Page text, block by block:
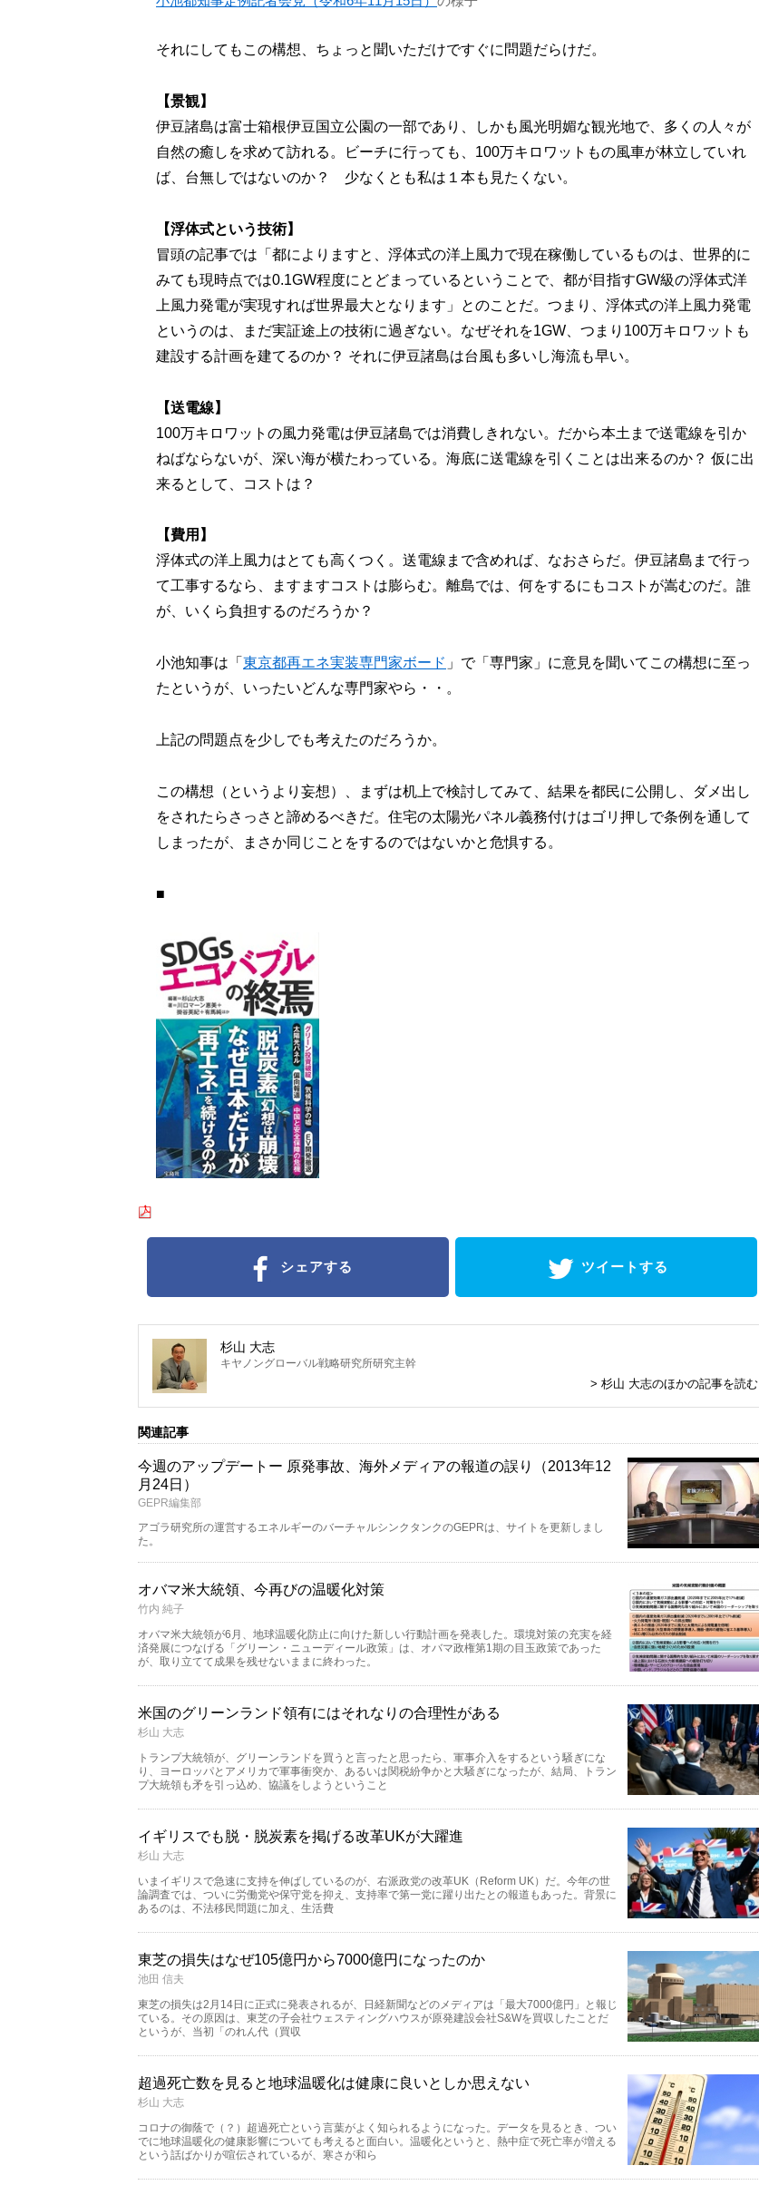
それにしてもこの構想、ちょっと聞いただけですぐに問題だらけだ。
【景観】
伊豆諸島は富士箱根伊豆国立公園の一部であり、しかも風光明媚な観光地で、多くの人々が
自然の癒しを求めて訪れる。ビーチに行っても、100万キロワットもの風車が林立していれ
ば、台無しではないのか？ 少なくとも私は１本も見たくない。
【浮体式という技術】
冒頭の記事では「都によりますと、浮体式の洋上風力で現在稼働しているものは、世界的に
みても現時点では0.1GW程度にとどまっているということで、都が目指すGW級の浮体式洋
上風力発電が実現すれば世界最大となります」とのことだ。つまり、浮体式の洋上風力発電
というのは、まだ実証途上の技術に過ぎない。なぜそれを1GW、つまり100万キロワットも
建設する計画を建てるのか？ それに伊豆諸島は台風も多いし海流も早い。
【送電線】
100万キロワットの風力発電は伊豆諸島では消費しきれない。だから本土まで送電線を引か
ねばならないが、深い海が横たわっている。海底に送電線を引くことは出来るのか？ 仮に出
来るとして、コストは？
【費用】
浮体式の洋上風力はとても高くつく。送電線まで含めれば、なおさらだ。伊豆諸島まで行っ
て工事するなら、ますますコストは膨らむ。離島では、何をするにもコストが嵩むのだ。誰
が、いくら負担するのだろうか？
小池知事は「 東京都再エネ実装専門家ボード 」で「専門家」に意見を聞いてこの構想に至っ
たというが、いったいどんな専門家やら・・。
上記の問題点を少しでも考えたのだろうか。
この構想（というより妄想）、まずは机上で検討してみて、結果を都民に公開し、ダメ出し
をされたらさっさと諦めるべきだ。住宅の太陽光パネル義務付けはゴリ押しで条例を通して
しまったが、まさか同じことをするのではないかと危惧する。
■
シェアする ツイートする
杉山 大志
キヤノングローバル戦略研究所研究主幹
> 杉山 大志のほかの記事を読む
関連記事
今週のアップデートー 原発事故、海外メディアの報道の誤り（2013年12
月24日）
GEPR編集部
アゴラ研究所の運営するエネルギーのバーチャルシンクタンクのGEPRは、サイトを更新しまし
た。
オバマ米大統領、今再びの温暖化対策
竹内 純子
オバマ米大統領が6月、地球温暖化防止に向けた新しい行動計画を発表した。環境対策の充実を経
済発展につなげる「グリーン・ニューディール政策」は、オバマ政権第1期の目玉政策であった
が、取り立てて成果を残せないままに終わった。
米国のグリーンランド領有にはそれなりの合理性がある
杉山 大志
トランプ大統領が、グリーンランドを買うと言ったと思ったら、軍事介入をするという騒ぎにな
り、ヨーロッパとアメリカで軍事衝突か、あるいは関税紛争かと大騒ぎになったが、結局、トラン
プ大統領も矛を引っ込め、協議をしようということ
イギリスでも脱・脱炭素を掲げる改革UKが大躍進
杉山 大志
いまイギリスで急速に支持を伸ばしているのが、右派政党の改革UK（Reform UK）だ。今年の世
論調査では、ついに労働党や保守党を抑え、支持率で第一党に躍り出たとの報道もあった。背景に
あるのは、不法移民問題に加え、生活費
東芝の損失はなぜ105億円から7000億円になったのか
池田 信夫
東芝の損失は2月14日に正式に発表されるが、日経新聞などのメディアは「最大7000億円」と報じ
ている。その原因は、東芝の子会社ウェスティングハウスが原発建設会社S&Wを買収したことだ
というが、当初「のれん代（買収
超過死亡数を見ると地球温暖化は健康に良いとしか思えない
杉山 大志
コロナの御蔭で（？）超過死亡という言葉がよく知られるようになった。データを見るとき、つい
でに地球温暖化の健康影響についても考えると面白い。温暖化というと、熱中症で死亡率が増える
という話ばかりが喧伝されているが、寒さが和ら